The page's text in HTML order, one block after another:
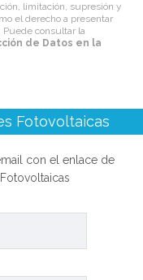
limitación, supresión y
el derecho a presentar
consultar la
de Datos en la
Fotovoltaicas
con el enlace de